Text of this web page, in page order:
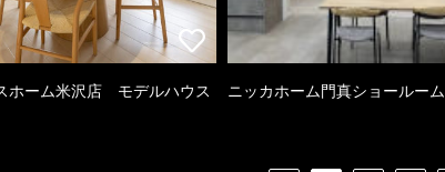
ホーム米沢店 モデルハウス ニッカホーム門真ショールーム